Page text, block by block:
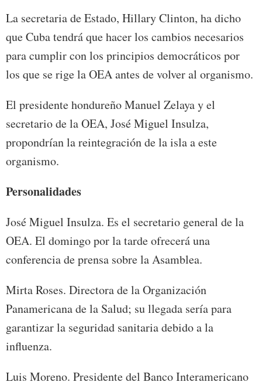
La secretaria de Estado, Hillary Clinton, ha dicho
que Cuba tendrá que hacer los cambios necesarios
para cumplir con los principios democráticos por
los que se rige la OEA antes de volver al organismo.
El presidente hondureño Manuel Zelaya y el
secretario de la OEA, José Miguel Insulza,
propondrían la reintegración de la isla a este
organismo.
Personalidades
José Miguel Insulza. Es el secretario general de la
OEA. El domingo por la tarde ofrecerá una
conferencia de prensa sobre la Asamblea.
Mirta Roses. Directora de la Organización
Panamericana de la Salud; su llegada sería para
garantizar la seguridad sanitaria debido a la
influenza.
Luis Moreno. Presidente del Banco Interamericano